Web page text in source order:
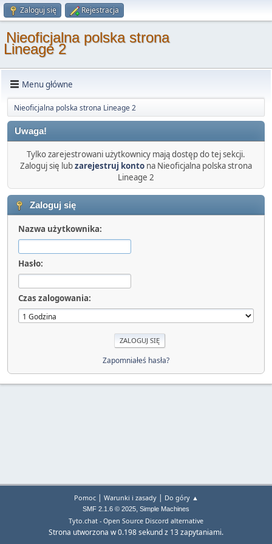
Zaloguj się Rejestracja
Nieoficjalna polska strona
Lineage 2
Menu główne
Nieoficjalna polska strona Lineage 2
Uwaga!
Tylko zarejestrowani użytkownicy mają dostęp do tej sekcji.
Zaloguj się lubzarejestruj konto na Nieoficjalna polska strona
Lineage 2
Zaloguj się
Nazwa użytkownika:
Hasło:
Czas zalogowania:
Zapomniałeś hasła?
Pomoc| Warunki i zasady| Do góry ▲
SMF 2.1.6 © 2025, Simple Machines
Tyto.chat - Open Source Discord alternative
Strona utworzona w 0.198 sekund z 13 zapytaniami.